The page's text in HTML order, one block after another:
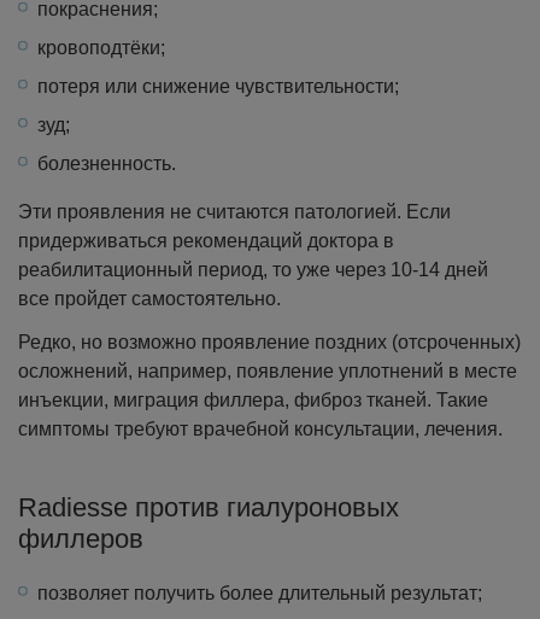
покраснения;
кровоподтёки;
потеря или снижение чувствительности;
зуд;
болезненность.
Эти проявления не считаются патологией. Если
придерживаться рекомендаций доктора в
реабилитационный период, то уже через 10-14 дней
все пройдет самостоятельно.
Редко, но возможно проявление поздних (отсроченных)
осложнений, например, появление уплотнений в месте
инъекции, миграция филлера, фиброз тканей. Такие
симптомы требуют врачебной консультации, лечения.
Radiesse против гиалуроновых
филлеров
позволяет получить более длительный результат;